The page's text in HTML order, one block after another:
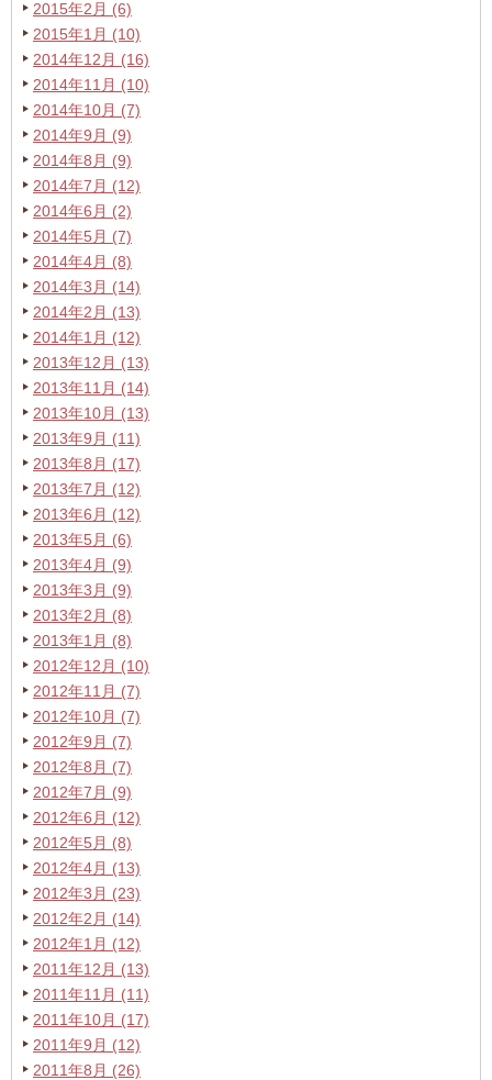
2015年2月 (6)
2015年1月 (10)
2014年12月 (16)
2014年11月 (10)
2014年10月 (7)
2014年9月 (9)
2014年8月 (9)
2014年7月 (12)
2014年6月 (2)
2014年5月 (7)
2014年4月 (8)
2014年3月 (14)
2014年2月 (13)
2014年1月 (12)
2013年12月 (13)
2013年11月 (14)
2013年10月 (13)
2013年9月 (11)
2013年8月 (17)
2013年7月 (12)
2013年6月 (12)
2013年5月 (6)
2013年4月 (9)
2013年3月 (9)
2013年2月 (8)
2013年1月 (8)
2012年12月 (10)
2012年11月 (7)
2012年10月 (7)
2012年9月 (7)
2012年8月 (7)
2012年7月 (9)
2012年6月 (12)
2012年5月 (8)
2012年4月 (13)
2012年3月 (23)
2012年2月 (14)
2012年1月 (12)
2011年12月 (13)
2011年11月 (11)
2011年10月 (17)
2011年9月 (12)
2011年8月 (26)